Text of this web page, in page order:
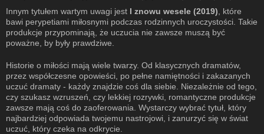
Innym tytułem wartym uwagi jest I znowu wesele (2019) , które
bawi perypetiami miłosnymi podczas rodzinnych uroczystości. Takie
produkcje przypominają, że uczucia nie zawsze muszą być
poważne, by były prawdziwe.
Historie o miłości mają wiele twarzy. Od klasycznych dramatów,
przez współczesne opowieści, po pełne namiętności i zakazanych
uczuć dramaty - każdy znajdzie coś dla siebie. Niezależnie od tego,
czy szukasz wzruszeń, czy lekkiej rozrywki, romantyczne produkcje
zawsze mają coś do zaoferowania. Wystarczy wybrać tytuł, który
najbardziej odpowiada twojemu nastrojowi, i zanurzyć się w świat
uczuć, który czeka na odkrycie.